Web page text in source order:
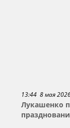
13:44 8 мая
Лукашенко